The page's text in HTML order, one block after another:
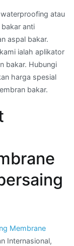
atau
anti
aspal bakar.
ialah aplikator
bakar. Hubungi
harga spesial
bakar.
Membrane
Internasional,